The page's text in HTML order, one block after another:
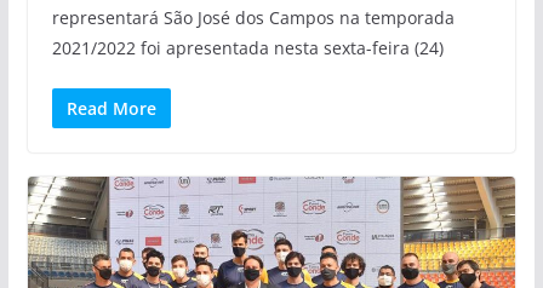
representará São José dos Campos na temporada
2021/2022 foi apresentada nesta sexta-feira (24)
Read More